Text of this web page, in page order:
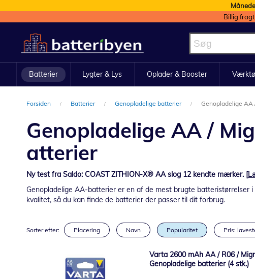
Billig
to
Content
Batterier Lygter & Lys Oplader & Booster
Forsiden Batterier Genopladelige batterier Genopladelige AA
Genopladelige AA /
atterier
Ny test fra Saldo: COAST ZITHION-X® AA slog 12 kendte mærker. [
Genopladelige AA-batterier er en af de mest brugte
kvalitet, så du kan finde de batterier der passer til dit forbrug.
Sorter efter: Placering Navn Popularitet Pris:
Varta 2600 mAh AA / R06 /
Genopladelige batterier (4 stk.)